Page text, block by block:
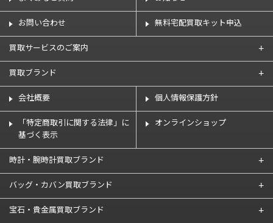
お問い合わせ 無料宅配買取キット申込
買取サービスのご案内
買取ブランド
会社概要 個人情報保護方針
「特定商取引に関する法律」に
基づく表示
オンラインショップ
時計・腕時計買取ブランド
バッグ・カバン買取ブランド
宝石・貴金属買取ブランド